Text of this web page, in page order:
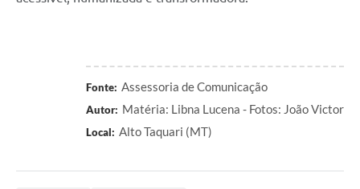
Fonte: Assessoria de Comunicação
Autor: Matéria: Libna Lucena - Fotos: João Victor
Local: Alto Taquari (MT)